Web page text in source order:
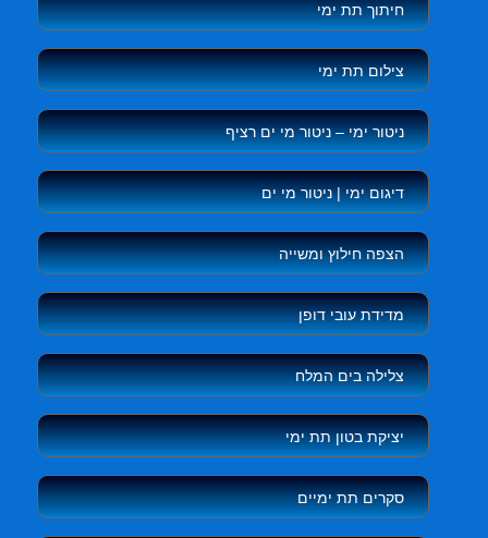
חיתוך תת ימי
צילום תת ימי
ניטור ימי – ניטור מי ים רציף
דיגום ימי | ניטור מי ים
הצפה חילוץ ומשייה
מדידת עובי דופן
צלילה בים המלח
יציקת בטון תת ימי
סקרים תת ימיים